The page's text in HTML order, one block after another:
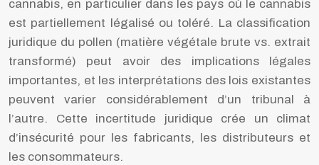
cannabis, en particulier dans les pays où le cannabis
est partiellement légalisé ou toléré. La classification
juridique du pollen (matière végétale brute vs. extrait
transformé) peut avoir des implications légales
importantes, et les interprétations des lois existantes
peuvent varier considérablement d’un tribunal à
l’autre. Cette incertitude juridique crée un climat
d’insécurité pour les fabricants, les distributeurs et
les consommateurs.